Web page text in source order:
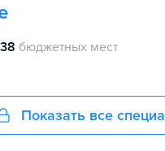
бюджетных мест
Показать все